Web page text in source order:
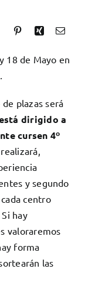
18 de Mayo en
plazas será
dirigido a
cursen 4º
y segundo
centro
hay
valoraremos
forma
las